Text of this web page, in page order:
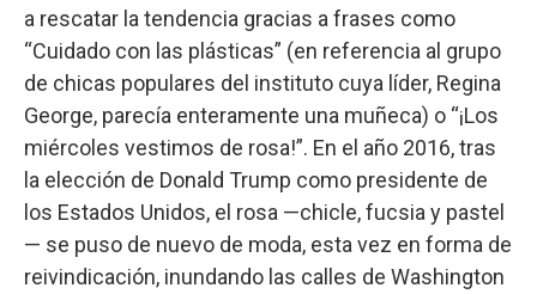
a rescatar la tendencia gracias a frases como
“Cuidado con las plásticas” (en referencia al grupo
de chicas populares del instituto cuya líder, Regina
George, parecía enteramente una muñeca) o “¡Los
miércoles vestimos de rosa!”. En el año 2016, tras
la elección de Donald Trump como presidente de
los Estados Unidos, el rosa —chicle, fucsia y pastel
— se puso de nuevo de moda, esta vez en forma de
reivindicación, inundando las calles de Washington